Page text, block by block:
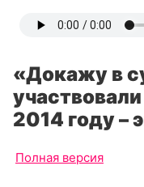
«Докажу в
2014 году –
Полная версия